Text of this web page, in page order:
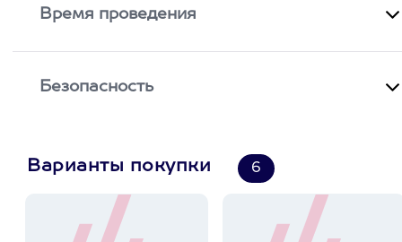
Время проведения
Безопасность
Варианты покупки 6